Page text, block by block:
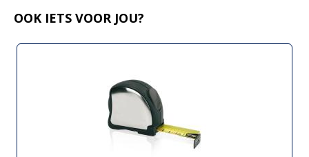
OOK IETS VOOR JOU?